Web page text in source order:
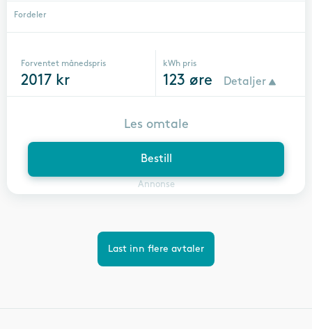
Fordeler
Forventet månedspris
2017 kr
kWh pris
123 øre Detaljer
Bestill
Annonse
Les omtale
Last inn flere avtaler